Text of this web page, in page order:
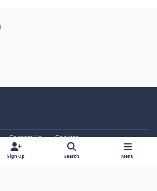
Contact Us
Cookies
Powered byInvision Community
Sign Up Search Menu